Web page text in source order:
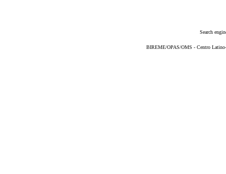
Search
BIREME/OPAS/OMS - Centro Latino-